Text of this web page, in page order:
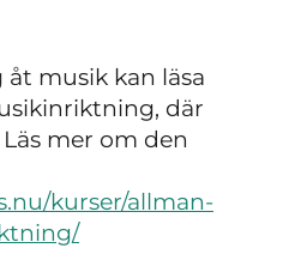
musik kan läsa
där
mer om den
kurser/allman-